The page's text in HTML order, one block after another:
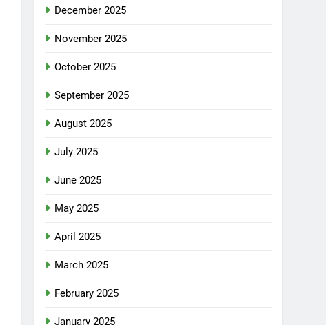
December 2025
November 2025
October 2025
September 2025
August 2025
July 2025
June 2025
May 2025
April 2025
March 2025
February 2025
January 2025